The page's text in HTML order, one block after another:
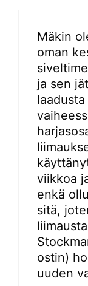
Mäkin
oman
ja sen
viikkoa
enkä
sitä,
ostin)
uuden